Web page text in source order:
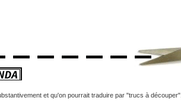
et qu'on pourrait traduire par "trucs à découper".